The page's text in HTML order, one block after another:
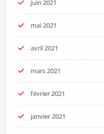
juin 2021
mai 2021
avril 2021
mars 2021
février 2021
janvier 2021